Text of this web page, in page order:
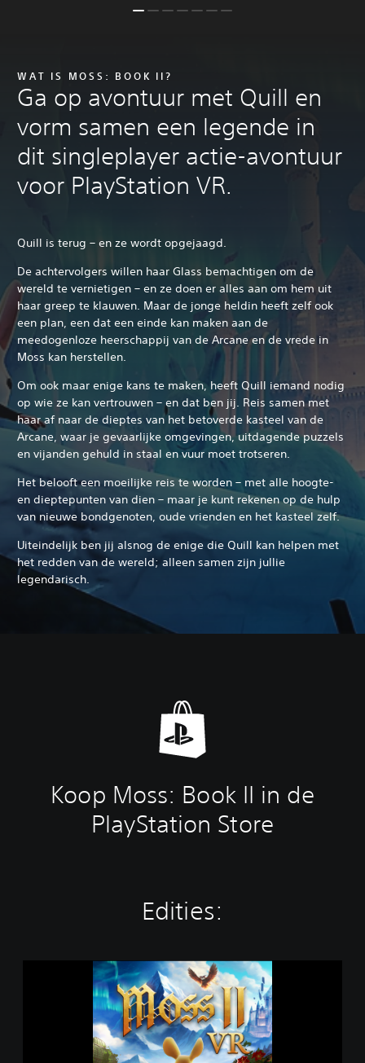
WAT IS MOSS: BOOK II?
Ga op avontuur met Quill en
vorm samen een legende in
dit singleplayer actie-avontuur
voor PlayStation VR.
Quill is terug – en ze wordt opgejaagd.
De achtervolgers willen haar Glass bemachtigen om de
wereld te vernietigen – en ze doen er alles aan om hem uit
haar greep te klauwen. Maar de jonge heldin heeft zelf ook
een plan, een dat een einde kan maken aan de
meedogenloze heerschappij van de Arcane en de vrede in
Moss kan herstellen.
Om ook maar enige kans te maken, heeft Quill iemand nodig
op wie ze kan vertrouwen – en dat ben jij. Reis samen met
haar af naar de dieptes van het betoverde kasteel van de
Arcane, waar je gevaarlijke omgevingen, uitdagende puzzels
en vijanden gehuld in staal en vuur moet trotseren.
Het belooft een moeilijke reis te worden – met alle hoogte-
en dieptepunten van dien – maar je kunt rekenen op de hulp
van nieuwe bondgenoten, oude vrienden en het kasteel zelf.
Uiteindelijk ben jij alsnog de enige die Quill kan helpen met
het redden van de wereld; alleen samen zijn jullie
legendarisch.
Koop Moss: Book II in de
PlayStation Store
Edities: